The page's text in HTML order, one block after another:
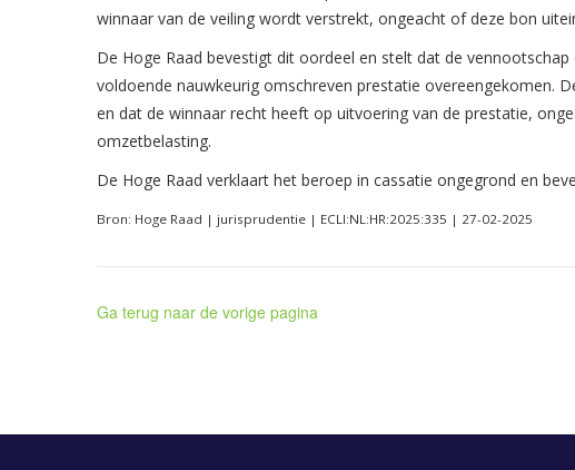
winnaar van de veiling wordt verstrekt, ongeacht of deze bon
De Hoge Raad bevestigt dit oordeel en stelt dat de
voldoende nauwkeurig omschreven prestatie overeengekomen.
en dat de winnaar recht heeft op uitvoering van de prestatie,
omzetbelasting.
De Hoge Raad verklaart het beroep in cassatie ongegrond en
Bron: Hoge Raad | jurisprudentie | ECLI:NL:HR:2025:335 | 27-02-2025
Ga terug naar de vorige pagina